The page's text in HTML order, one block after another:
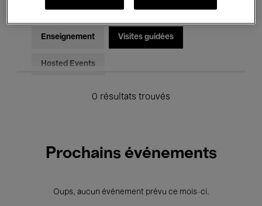
Pour tous Kids’ Palace
Enseignement Visites guidées
Hosted Events
0 résultats trouvés
Prochains événements
Oups, aucun événement prévu ce mois-ci.